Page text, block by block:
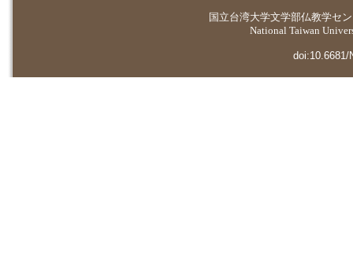
国立台湾大学文学部仏教学セ
National Taiwan
doi:10.6681/